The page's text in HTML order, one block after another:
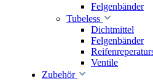
Felgenbänder
Tubeless
Dichtmittel
Felgenbänder
Ventile
Zubehör